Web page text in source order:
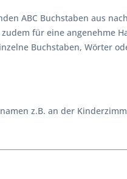
ABC Buchstaben aus
für eine angenehme
Buchstaben, Wörter
z.B. an der